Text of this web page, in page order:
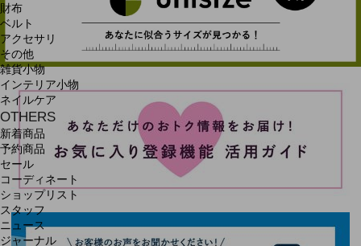
財布
ベルト
アクセサリ
その他
雑貨小物
インテリア小物
ネイルケア
OTHERS
新着商品
予約商品
セール
コーディネート
ショップリスト
スタッフ
ニュース
ジャーナル